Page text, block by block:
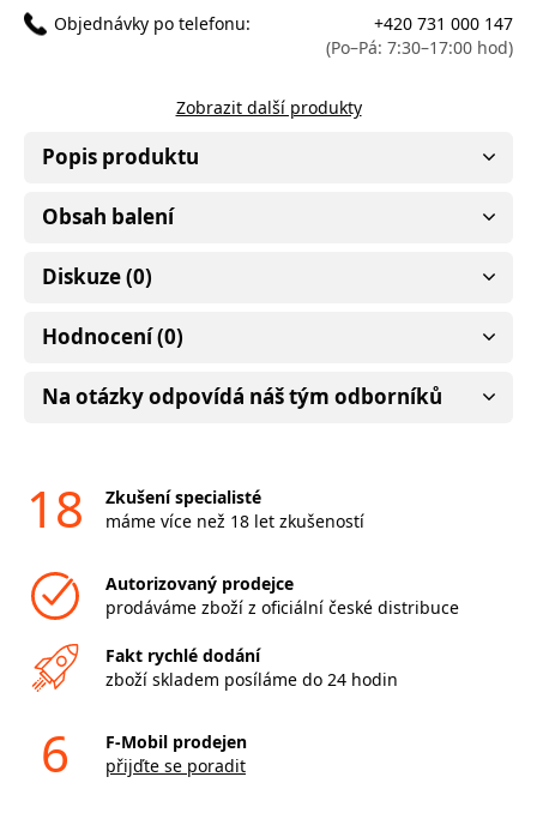
Objednávky po telefonu:
+420 731 000 147
(Po–Pá: 7:30–17:00 hod)
Zobrazit další produkty
Popis produktu
Obsah balení
Diskuze (0)
Hodnocení (0)
Na otázky odpovídá náš tým odborníků
18
Zkušení specialisté
máme více než 18 let zkušeností
Autorizovaný prodejce
prodáváme zboží z oficiální české distribuce
Fakt rychlé dodání
zboží skladem posíláme do 24 hodin
6
F-Mobil prodejen
přijďte se poradit